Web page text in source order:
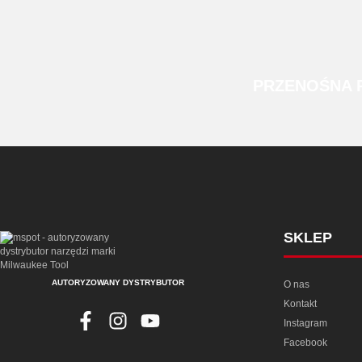
AUTORYZOWANY DYSTRYBUTOR
SKLEP
O nas
Kontakt
Instagram
Facebook